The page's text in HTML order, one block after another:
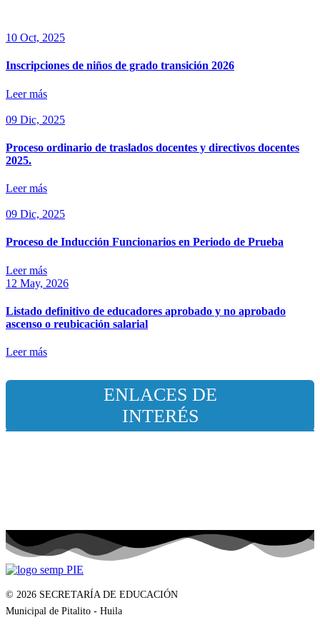
10 Oct, 2025
Inscripciones de niños de grado transición 2026
Leer más
09 Dic, 2025
Proceso ordinario de traslados docentes y directivos docentes
2025.
Leer más
09 Dic, 2025
Proceso de Inducción Funcionarios en Periodo de Prueba
Leer más
12 May, 2026
Listado definitivo de educadores aprobado y no aprobado
ascenso o reubicación salarial
Leer más
ENLACES DE
INTERÉS
© 2026 SECRETARÍA DE EDUCACIÓN
Municipal de Pitalito - Huila